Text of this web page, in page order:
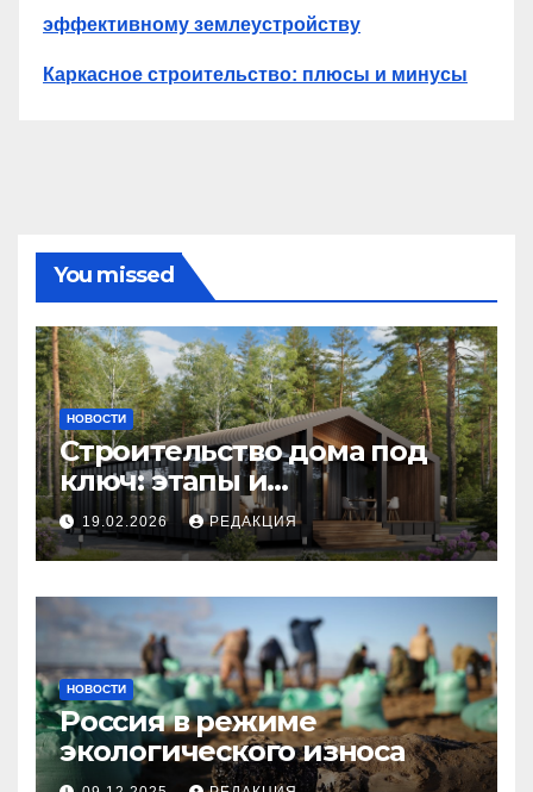
эффективному землеустройству
Каркасное строительство: плюсы и минусы
You missed
НОВОСТИ
Строительство дома под
ключ: этапы и
планирование бюджета
19.02.2026 РЕДАКЦИЯ
НОВОСТИ
Россия в режиме
экологического износа